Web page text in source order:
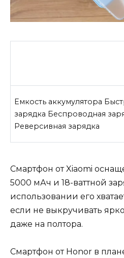
Емкость аккумулятора
зарядка Беспроводная
Реверсивная зарядка
Смартфон от Xiaomi
5000 мАч и 18-ваттной
использовании его
если не выкручивать
даже на полтора.
Смартфон от Honor в